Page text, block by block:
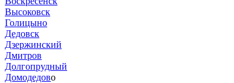
Высоковск
Голицыно
Дедовск
Дзержинский
Дмитров
Долгопрудный
Домодедово